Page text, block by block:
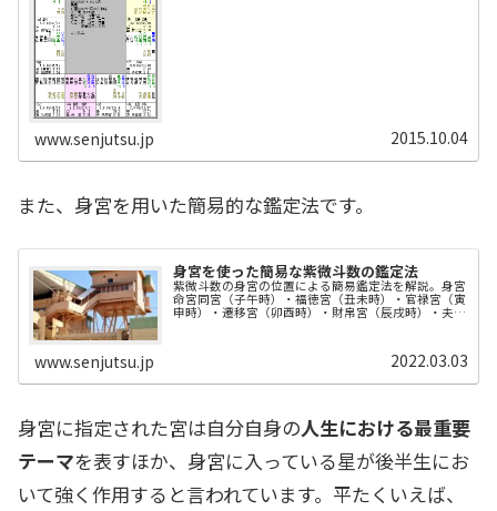
www.senjutsu.jp 2015.10.04
また、身宮を用いた簡易的な鑑定法です。
身宮を使った簡易な紫微斗数の鑑定法
紫微斗数の身宮の位置による簡易鑑定法を解説。身宮
命宮同宮（子午時）・福徳宮（丑未時）・官禄宮（寅
申時）・遷移宮（卯酉時）・財帛宮（辰戌時）・夫妻
www.senjutsu.jp 2022.03.03
身宮に指定された宮は自分自身の人生における最重要
テーマを表すほか、身宮に入っている星が後半生にお
いて強く作用すると言われています。平たくいえば、